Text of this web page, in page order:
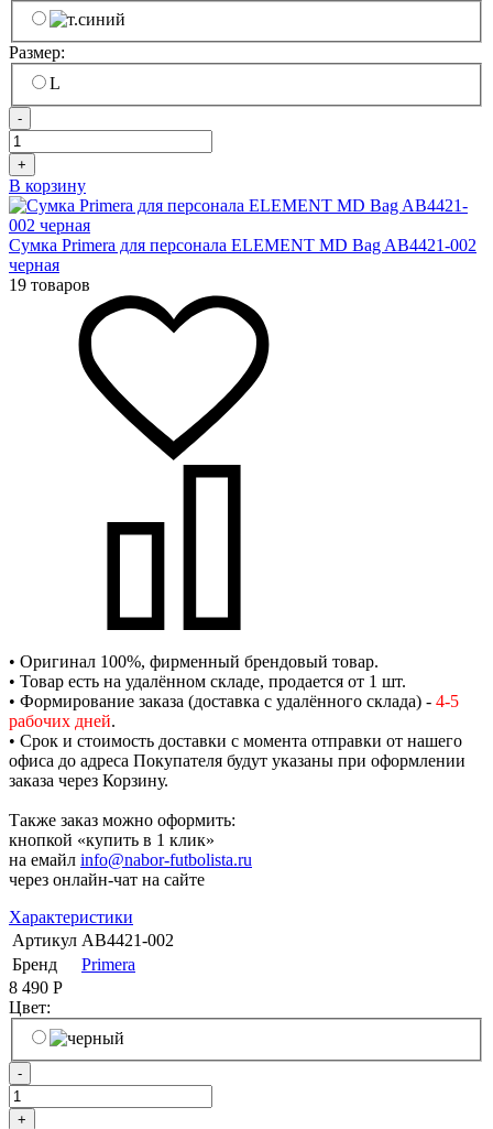
Размер:
L
-
+
В корзину
Сумка Primera для персонала ELEMENT MD Bag AB4421-002
черная
19 товаров
• Оригинал 100%, фирменный брендовый товар.
• Товар есть на удалённом складе, продается от 1 шт.
• Формирование заказа (доставка с удалённого склада) - 4-5
рабочих дней.
• Срок и стоимость доставки с момента отправки от нашего
офиса до адреса Покупателя будут указаны при оформлении
заказа через Корзину.
Также заказ можно оформить:
кнопкой «купить в 1 клик»
на емайл info@nabor-futbolista.ru
через онлайн-чат на сайте
Характеристики
Артикул AB4421-002
Бренд
Primera
8 490 Р
Цвет:
-
+